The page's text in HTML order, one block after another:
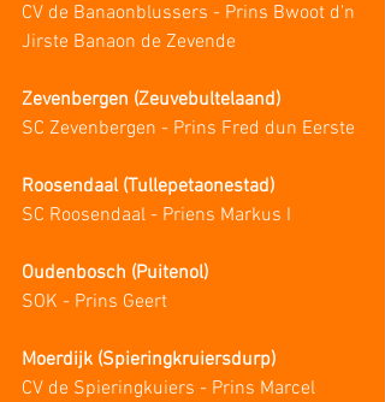
CV de Banaonblussers - Prins Bwoot d'n
Jirste Banaon de Zevende
Zevenbergen (Zeuvebultelaand)
SC Zevenbergen - Prins Fred dun Eerste
Roosendaal (Tullepetaonestad)
SC Roosendaal - Priens Markus I
Oudenbosch (Puitenol)
SOK - Prins Geert
Moerdijk (Spieringkruiersdurp)
CV de Spieringkuiers - Prins Marcel